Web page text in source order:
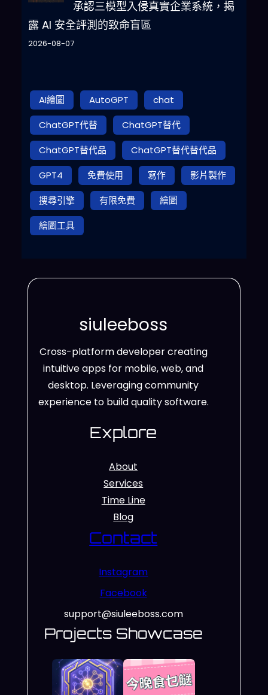
承認三模型入侵真實企業系統，揭
露 AI 安全評測的致命盲區
2026-08-07
AI繪圖 AutoGPT
chat
ChatGPT代替
ChatGPT替代
ChatGPT替代品
ChatGPT替代替代品
GPT4
免費使用 寫作
影片製作
搜尋引擎
有限免費
繪圖
繪圖工具
siuleeboss
Cross-platform developer creating
intuitive apps for mobile, web, and
desktop. Leveraging community
experience to build quality software.
Explore
About
Services
Time Line
Blog
Contact
Instagram
Facebook
support@siuleeboss.com
Projects Showcase